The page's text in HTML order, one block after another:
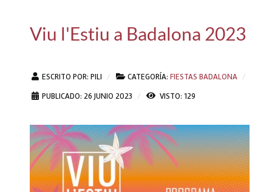
Viu l'Estiu a Badalona 2023
ESCRITO POR: PILI CATEGORÍA: FIESTAS BADALONA
PUBLICADO: 26 JUNIO 2023
VISTO: 129